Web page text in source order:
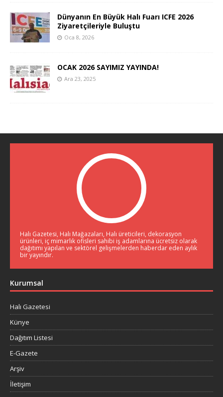
Dünyanın En Büyük Halı Fuarı ICFE 2026
Ziyaretçileriyle Buluştu
Oca 8, 2026
OCAK 2026 SAYIMIZ YAYINDA!
Ara 23, 2025
Halı Gazetesi, Halı Mağazaları, Halı üreticileri, dekorasyon
ürünleri, iç mimarlık ofisleri sahibi iş adamlarına ücretsiz olarak
dağıtımı yapılan ve sektörel gelişmelerden haberdar eden aylık
bir yayındır.
Kurumsal
Halı Gazetesi
Künye
Dağıtım Listesi
E-Gazete
Arşiv
İletişim